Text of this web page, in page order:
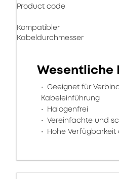
Product code
Kompatibler
Kabeldurchmesser
Wesentliche
Geeignet für
Kabeleinführung
Halogenfrei
Vereinfachte und
Hohe Verfügbarkeit